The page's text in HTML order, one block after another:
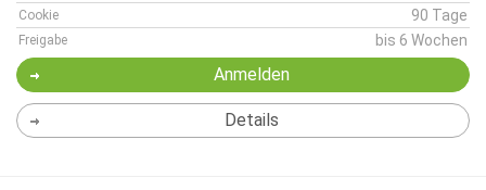
Cookie 90 Tage
Freigabe bis 6 Wochen
Anmelden
Details